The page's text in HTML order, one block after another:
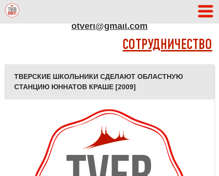
otveri@gmail.com
СОТРУДНИЧЕСТВО
ТВЕРСКИЕ ШКОЛЬНИКИ СДЕЛАЮТ ОБЛАСТНУЮ
СТАНЦИЮ ЮННАТОВ КРАШЕ [2009]